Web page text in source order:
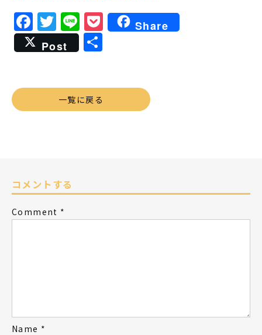
Facebook
Twitter
LinePocket
Share
Post
共
一覧に戻る
コメントする
Comment *
Name *